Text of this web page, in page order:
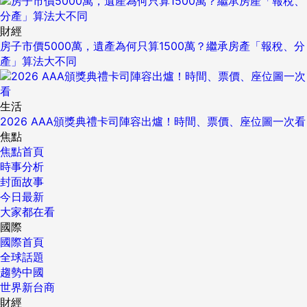
財經
房子市價5000萬，遺產為何只算1500萬？繼承房產「報稅、分
產」算法大不同
生活
2026 AAA頒獎典禮卡司陣容出爐！時間、票價、座位圖一次看
焦點
焦點首頁
時事分析
封面故事
今日最新
大家都在看
國際
國際首頁
全球話題
趨勢中國
世界新台商
財經